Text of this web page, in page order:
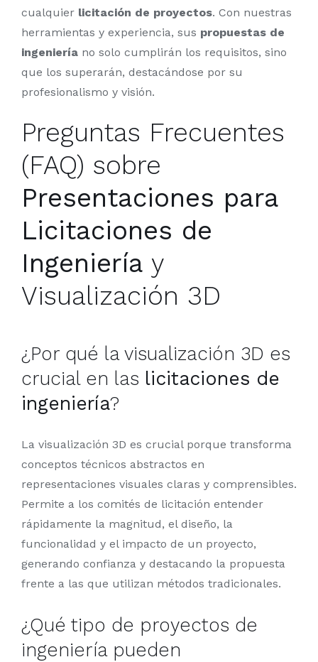
cualquier licitación de proyectos. Con nuestras
herramientas y experiencia, sus propuestas de
ingeniería no solo cumplirán los requisitos, sino
que los superarán, destacándose por su
profesionalismo y visión.
Preguntas Frecuentes
(FAQ) sobre
Presentaciones para
Licitaciones de
Ingeniería y
Visualización 3D
¿Por qué la visualización 3D es
crucial en las licitaciones de
ingeniería?
La visualización 3D es crucial porque transforma
conceptos técnicos abstractos en
representaciones visuales claras y comprensibles.
Permite a los comités de licitación entender
rápidamente la magnitud, el diseño, la
funcionalidad y el impacto de un proyecto,
generando confianza y destacando la propuesta
frente a las que utilizan métodos tradicionales.
¿Qué tipo de proyectos de
ingeniería pueden